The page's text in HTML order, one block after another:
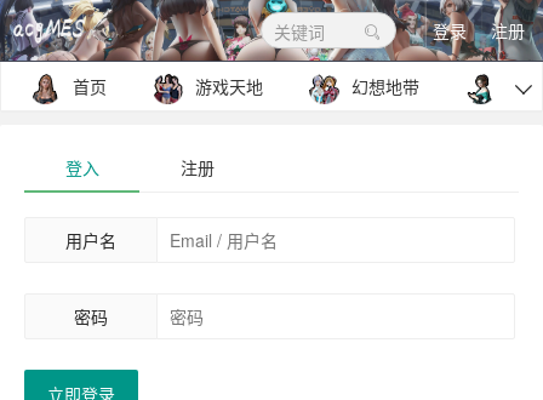
关键词 登录 注册
首页 游戏天地 幻想地带 包

登入 注册
用户名
密码
立即登录